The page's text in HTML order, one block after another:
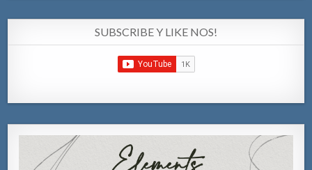
SUBSCRIBE Y LIKE NOS!